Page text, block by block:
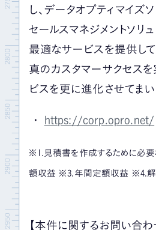
し、データオプティマイズソ
セールスマネジメントソリ
最適なサービスを提供して
真のカスタマーサクセスを
ビスを更に進化させてまい
https://corp.opro.net/
※1.見積書を作成するために必
額収益 ※3.年間定額収益 ※4.
【本件に関するお問い合わ